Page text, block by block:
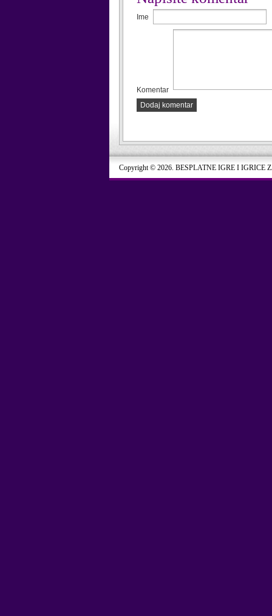
Ime
Komentar
Dodaj komentar
Copyright © 2026. BESPLATNE IGRE I IGRICE